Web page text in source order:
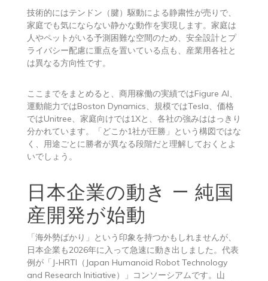
技術的にはテンドン（腱）駆動による静粛性が売りで、
家庭でも気にならない静かな動作を実現します。家庭は
人やペットがいる予測困難な空間のため、安全設計とプ
ライバシー配慮に重点を置いている点も、産業用各社と
は異なる方向性です。
ここまでをまとめると、商用稼働の実績ではFigure AI、
運動能力ではBoston Dynamics、規模ではTesla、価格
ではUnitree、家庭向けでは1Xと、各社の強みははっきり
分かれています。「どこか1社が圧勝」という構図ではな
く、用途ごとに勝者が異なる段階だと理解しておくとよ
いでしょう。
日本企業の動き — 純国
産開発が始動
「海外勢ばかり」という印象を持つかもしれませんが、
日本企業も2026年に入って急速に動き出しました。代表
例が「J-HRTI（Japan Humanoid Robot Technology
and Research Initiative）」コンソーシアムです。山